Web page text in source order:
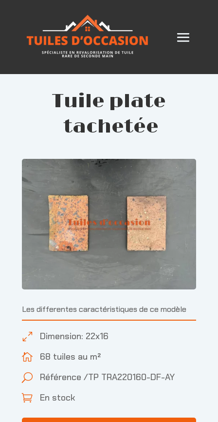
Tuile plate
tachetée
Les differentes caractéristiques de ce modèle
0 Dimension: 22x16
 68 tuiles au m²
U Référence /TP TRA220160-DF-AY
 En stock